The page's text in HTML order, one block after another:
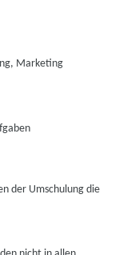
Marketing
der Umschulung die